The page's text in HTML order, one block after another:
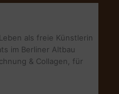
als freie Künstlerin
im Berliner Altbau
& Collagen, für